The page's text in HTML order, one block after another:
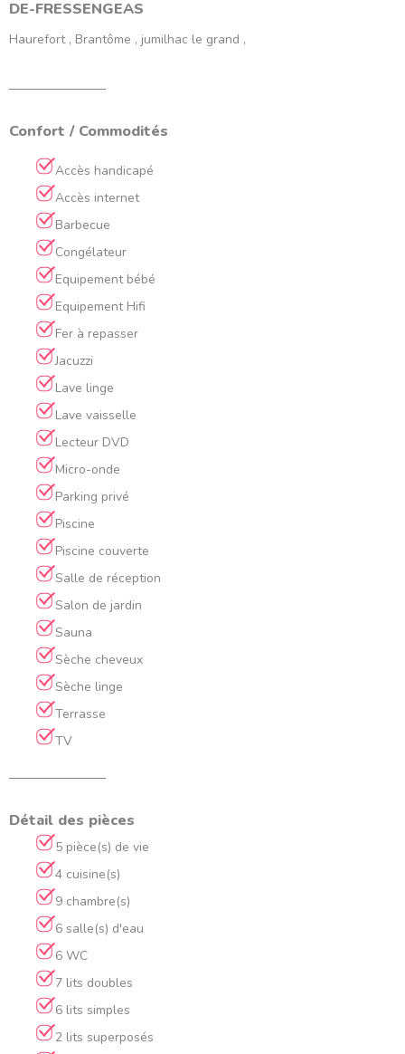
DE-FRESSENGEAS
Haurefort , Brantôme , jumilhac le grand ,
Confort / Commodités
Accès handicapé
Accès internet
Barbecue
Congélateur
Equipement bébé
Equipement Hifi
Fer à repasser
Jacuzzi
Lave linge
Lave vaisselle
Lecteur DVD
Micro-onde
Parking privé
Piscine
Piscine couverte
Salle de réception
Salon de jardin
Sauna
Sèche cheveux
Sèche linge
Terrasse
TV
Détail des pièces
5 pièce(s) de vie
4 cuisine(s)
9 chambre(s)
6 salle(s) d'eau
6 WC
7 lits doubles
6 lits simples
2 lits superposés